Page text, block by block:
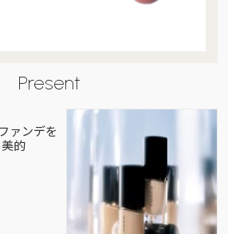
Present
ァンデを
的